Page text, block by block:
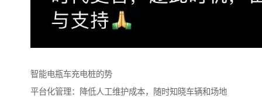
智能电瓶车充电桩的势
平台化管理：降低人工维护成本，随时知晓车辆和场地